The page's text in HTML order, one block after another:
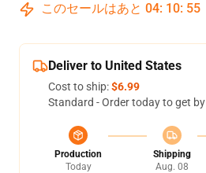
このセールはあと 04: 10: 55
Deliver to United States
Cost to ship:$6.99
Standard - Order today to get by
Production
Today
Shipping
Aug. 08